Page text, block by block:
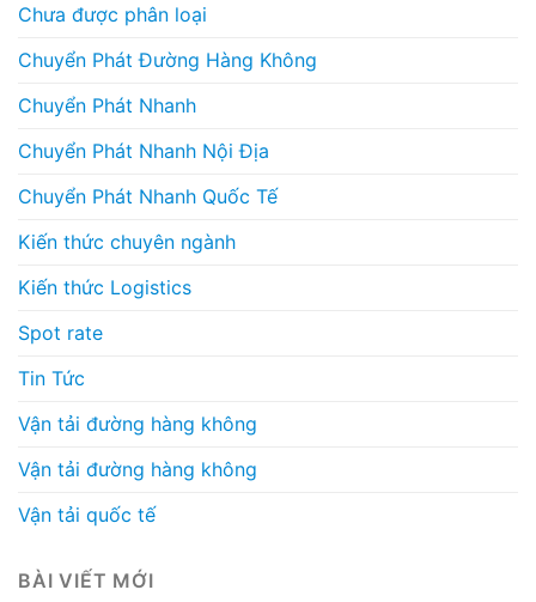
Chưa được phân loại
Chuyển Phát Đường Hàng Không
Chuyển Phát Nhanh
Chuyển Phát Nhanh Nội Địa
Chuyển Phát Nhanh Quốc Tế
Kiến thức chuyên ngành
Kiến thức Logistics
Spot rate
Tin Tức
Vận tải đường hàng không
Vận tải đường hàng không
Vận tải quốc tế
BÀI VIẾT MỚI